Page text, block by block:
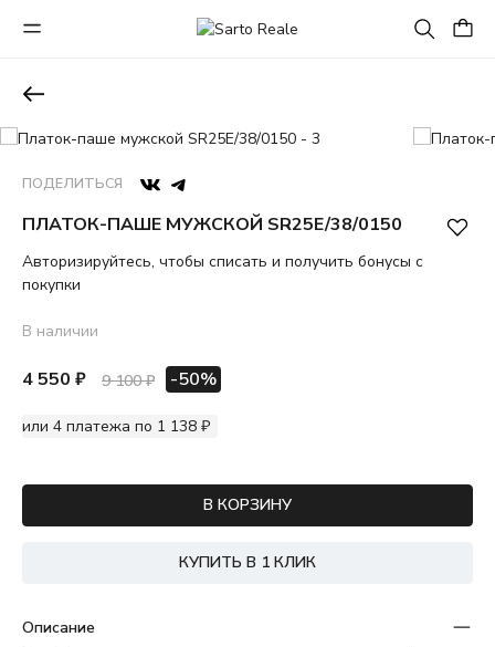
ПОДЕЛИТЬСЯ
ПЛАТОК-ПАШЕ МУЖСКОЙ SR25E/38/0150
Авторизируйтесь, чтобы списать и получить бонусы с
покупки
В наличии
4 550 ₽ 9 100 ₽ -50%
или 4 платежа по 1 138 ₽
В КОРЗИНУ
КУПИТЬ В 1 КЛИК
Описание